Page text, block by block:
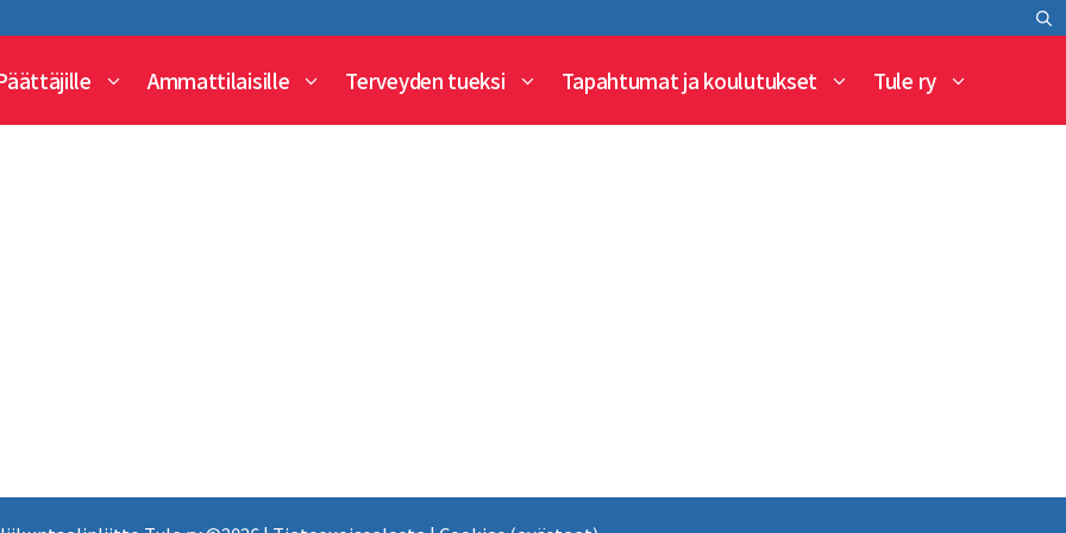
Ammattilaisille Terveyden tueksi Tapahtumat ja koulutukset Tule ry